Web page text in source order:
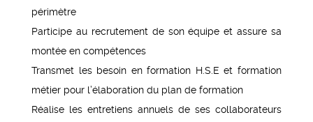
périmètre
Participe au recrutement de son équipe et assure sa
montée en compétences
Transmet les besoin en formation H.S.E et formation
métier pour l’élaboration du plan de formation
Réalise les entretiens annuels de ses collaborateurs